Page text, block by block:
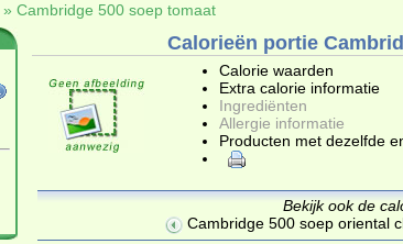
» Cambridge 500 soep tomaat
Calorieën portie
Calorie waarden
Extra calorie informatie
Ingrediënten
Allergie informatie
Producten met dezelfde
Bekijk ook de
Cambridge 500 soep oriental